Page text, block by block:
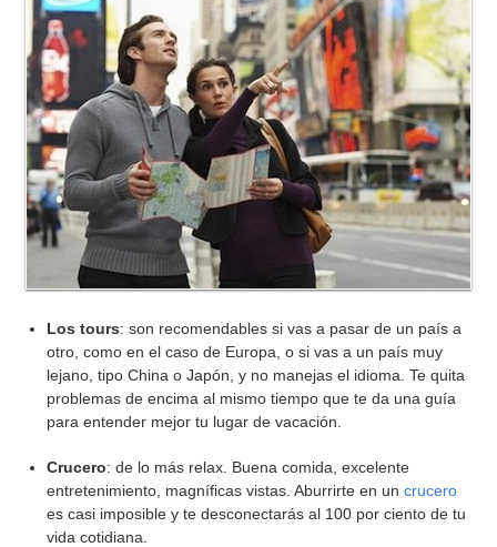
Los tours: son recomendables si vas a pasar de un país a
otro, como en el caso de Europa, o si vas a un país muy
lejano, tipo China o Japón, y no manejas el idioma. Te quita
problemas de encima al mismo tiempo que te da una guía
para entender mejor tu lugar de vacación.
Crucero: de lo más relax. Buena comida, excelente
entretenimiento, magníficas vistas. Aburrirte en uncrucero
es casi imposible y te desconectarás al 100 por ciento de tu
vida cotidiana.